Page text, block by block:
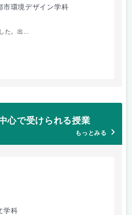
市環境デザイン学科
た。出...
心で受けられる授業
もっとみる
学科